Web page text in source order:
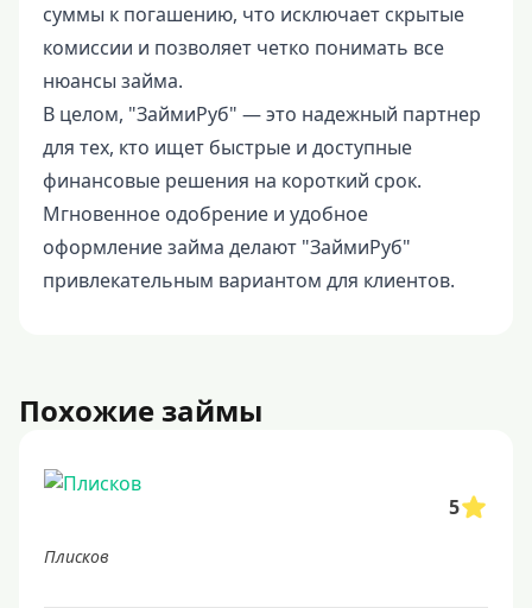
суммы к погашению, что исключает скрытые
комиссии и позволяет четко понимать все
нюансы займа.
В целом, "ЗаймиРуб" — это надежный партнер
для тех, кто ищет быстрые и доступные
финансовые решения на короткий срок.
Мгновенное одобрение и удобное
оформление займа делают "ЗаймиРуб"
привлекательным вариантом для клиентов.
Похожие займы
5
Плисков